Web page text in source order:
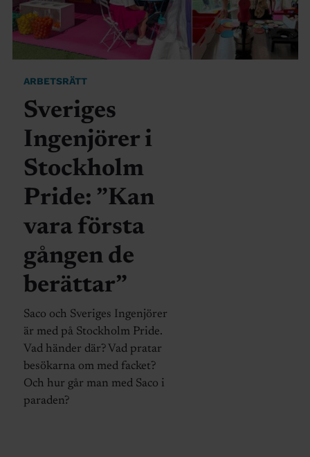
ARBETSRÄTT
Sveriges
Ingenjörer i
Stockholm
Pride: ”Kan
vara första
gången de
berättar”
Saco och Sveriges Ingenjörer
är med på Stockholm Pride.
Vad händer där? Vad pratar
besökarna om med facket?
Och hur går man med Saco i
paraden?